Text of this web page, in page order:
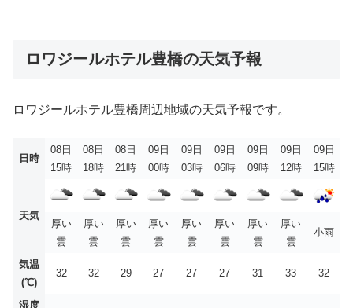
ロワジールホテル豊橋の天気予報
ロワジールホテル豊橋周辺地域の天気予報です。
日時
08日
15時
08日
18時
08日
21時
09日
00時
09日
03時
09日
06時
09日
09時
09日
12時
09日
15時
天気
厚い
雲
厚い
雲
厚い
雲
厚い
雲
厚い
雲
厚い
雲
厚い
雲
厚い
雲
小雨
気温
(℃)
32 32 29 27 27 27 31 33 32
湿度